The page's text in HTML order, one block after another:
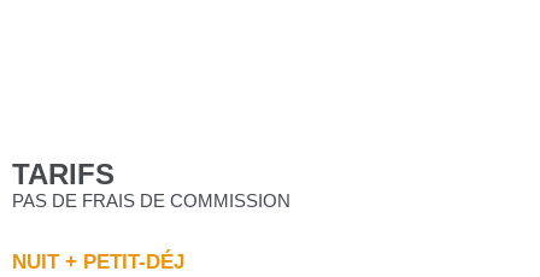
TARIFS
PAS DE FRAIS DE COMMISSION
NUIT + PETIT-DÉJ